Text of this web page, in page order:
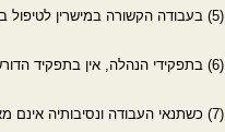
(5) בעבודה הקשורה במישרין לטיפול בבעלי-חיים;
(6) בתפקידי הנהלה, אין בתפקיד הדורש מידה מיוחדת של אמון אישי, כשאין העבודה עבודת כפיים;
(7) כשתנאי העבודה ונסיבותיה אינם מאפשרים למעסיקה כל פיקוח על הזמן שבו נעשית העבודה;